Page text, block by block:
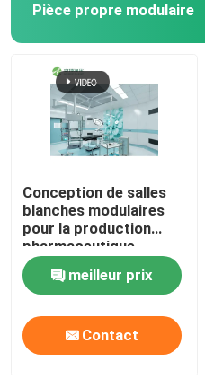
air manipulant l'unité
Pièce propre modulaire
Conception de salles
blanches modulaires
pour la production
pharmaceutique
meilleur prix
Contact